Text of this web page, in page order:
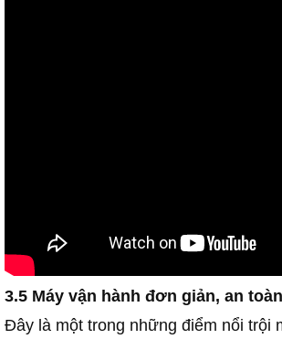
3.5 Máy vận hành đơn giản, an toàn
Đây là một trong những điểm nổi trội